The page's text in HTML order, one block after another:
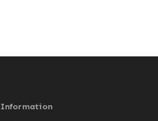
Information